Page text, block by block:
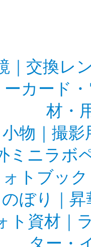
交換レ
ーカード
材・
物
撮影
ミニラボ
ォトブッ
ぼり
昇
ト資材